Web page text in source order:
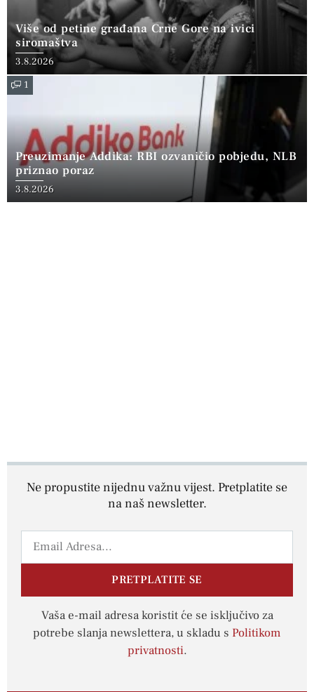
Više od petine građana Crne Gore na ivici
siromaštva
3.8.2026
1
Preuzimanje Addika: RBI ozvaničio pobjedu, NLB
priznao poraz
3.8.2026
Ne propustite nijednu važnu vijest. Pretplatite se
na naš newsletter.
PRETPLATITE SE
Vaša e-mail adresa koristit će se isključivo za
potrebe slanja newslettera, u skladu s Politikom
privatnosti.